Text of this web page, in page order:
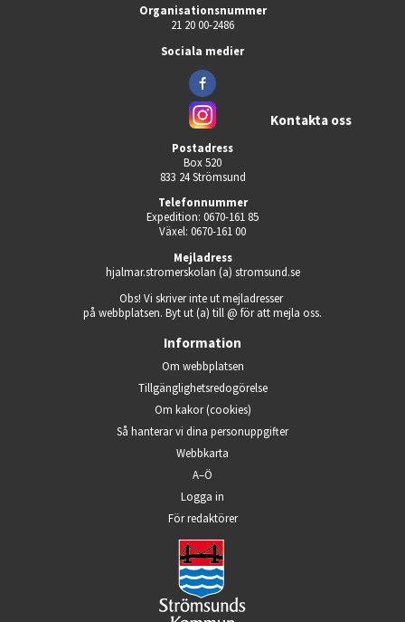
Organisationsnummer
21 20 00-2486
Sociala medier
Kontakta oss
Postadress
Box 520
833 24 Strömsund
Telefonnummer
Expedition: 0670-161 85
Växel: 0670-161 00
Mejladress
hjalmar.stromerskolan (a) stromsund.se
Obs! Vi skriver inte ut mejladresser
på webbplatsen. Byt ut (a) till @ för att mejla oss.
Information
Om webbplatsen
Tillgänglighets­redogörelse
Om kakor (cookies)
Så hanterar vi dina person­uppgifter
Webbkarta
A–Ö
Logga in
För redaktörerÖppnas i nytt fönster.